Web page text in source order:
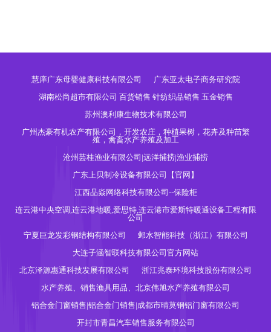
慧庠广东母婴健康科技有限公司
广东亚太电子商务研究院
湖南松尚超市有限公司 百货销售 针纺织品销售 五金销售
苏州澳利康生物技术有限公司
广州杰豪有机农产有限公司，开发农庄，种植果树，花卉及种苗繁
殖，禽畜水产养殖及加工
沧州芸桂渔业有限公司|远洋捕捞|渔业捕捞
广东上贝制冷设备有限公司【官网】
江西品焱网络科技有限公司--保险柜
连云港中央空调,连云港地暖,爱思特,连云港市爱斯特暖通设备工程有限
公司
宁夏巨龙发彩钢结构有限公司
邺水智能科技（浙江）有限公司
大连子涵智联科技有限公司官方网站
北京泽源惠通科技发展有限公司
浙江兆泰环境科技股份有限公司
水产养殖、销售渔具用品、北京伟旭水产养殖有限公司
铝合金门窗销售|铝合金门销售|成都市晴莫钢铝门窗有限公司
开封市青昌汽车销售服务有限公司